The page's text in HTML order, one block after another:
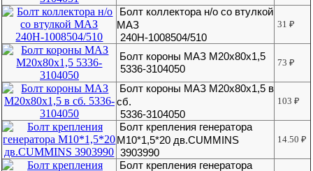
Болт коллектора н/о со втулкой
МАЗ
240Н-1008504/510
31₽
Болт короны МАЗ М20х80х1,5
5336-3104050
73₽
Болт короны МАЗ М20х80х1,5 в
сб.
5336-3104050
103₽
Болт крепления генератора
М10*1,5*20 дв.CUMMINS
3903990
14.50₽
Болт крепления генератора